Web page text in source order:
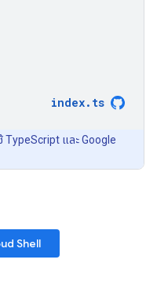
index. ts
TypeScript และ Google
Shell